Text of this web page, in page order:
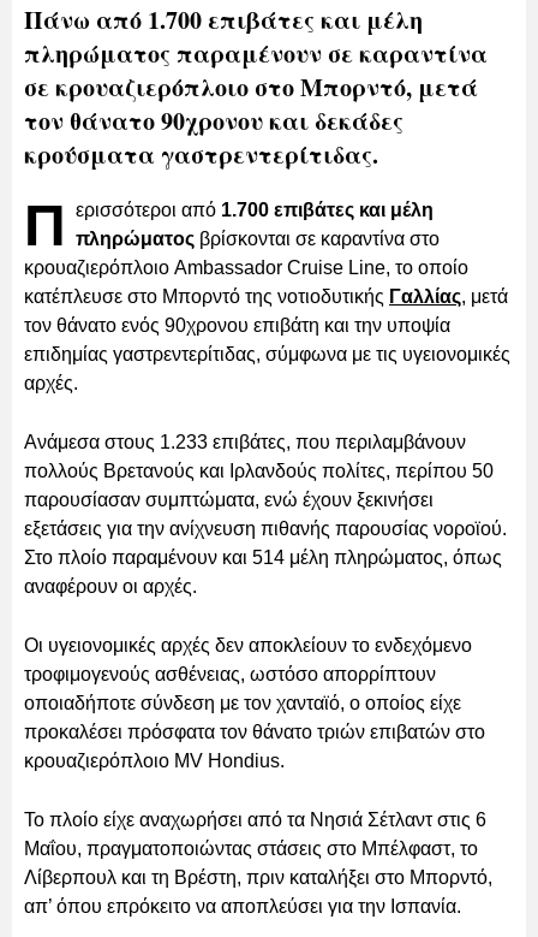
Πάνω από 1.700 επιβάτες και μέλη
πληρώματος παραμένουν σε καραντίνα
σε κρουαζιερόπλοιο στο Μπορντό, μετά
τον θάνατο 90χρονου και δεκάδες
κρούσματα γαστρεντερίτιδας.
Π ερισσότεροι από 1.700 επιβάτες και μέλη
πληρώματος βρίσκονται σε καραντίνα στο
κρουαζιερόπλοιο Ambassador Cruise Line, το οποίο
κατέπλευσε στο Μπορντό της νοτιοδυτικής Γαλλίας, μετά
τον θάνατο ενός 90χρονου επιβάτη και την υποψία
επιδημίας γαστρεντερίτιδας, σύμφωνα με τις υγειονομικές
αρχές.
Ανάμεσα στους 1.233 επιβάτες, που περιλαμβάνουν
πολλούς Βρετανούς και Ιρλανδούς πολίτες, περίπου 50
παρουσίασαν συμπτώματα, ενώ έχουν ξεκινήσει
εξετάσεις για την ανίχνευση πιθανής παρουσίας νοροϊού.
Στο πλοίο παραμένουν και 514 μέλη πληρώματος, όπως
αναφέρουν οι αρχές.
Οι υγειονομικές αρχές δεν αποκλείουν το ενδεχόμενο
τροφιμογενούς ασθένειας, ωστόσο απορρίπτουν
οποιαδήποτε σύνδεση με τον χανταϊό, ο οποίος είχε
προκαλέσει πρόσφατα τον θάνατο τριών επιβατών στο
κρουαζιερόπλοιο MV Hondius.
Το πλοίο είχε αναχωρήσει από τα Νησιά Σέτλαντ στις 6
Μαΐου, πραγματοποιώντας στάσεις στο Μπέλφαστ, το
Λίβερπουλ και τη Βρέστη, πριν καταλήξει στο Μπορντό,
απ’ όπου επρόκειτο να αποπλεύσει για την Ισπανία.